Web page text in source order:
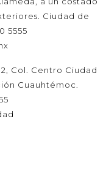
Ciudad de
5555
Col. Centro Ciudad
Cuauhtémoc.